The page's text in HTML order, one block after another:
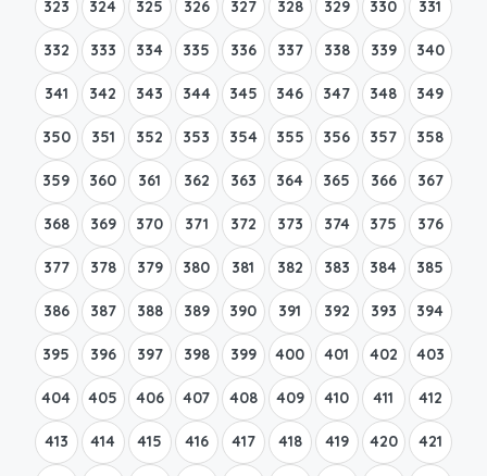
323 324 325 326 327 328 329 330 331
332 333 334 335 336 337 338 339 340
341 342 343 344 345 346 347 348 349
350 351 352 353 354 355 356 357 358
359 360 361 362 363 364 365 366 367
368 369 370 371 372 373 374 375 376
377 378 379 380 381 382 383 384 385
386 387 388 389 390 391 392 393 394
395 396 397 398 399 400 401 402 403
404 405 406 407 408 409 410 411 412
413 414 415 416 417 418 419 420 421